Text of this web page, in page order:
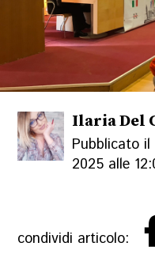
Ilaria Del
Pubblicato
2025 alle
condividi articolo: